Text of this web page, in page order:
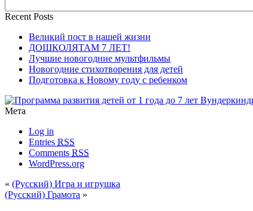
Recent Posts
Великий пост в нашей жизни
ДОШКОЛЯТАМ 7 ЛЕТ!
Лучшие новогодние мультфильмы
Новогодние стихотворения для детей
Подготовка к Новому году с ребенком
Мета
Log in
Entries RSS
Comments RSS
WordPress.org
« (Русский) Игра и игрушка
(Русский) Грамота »